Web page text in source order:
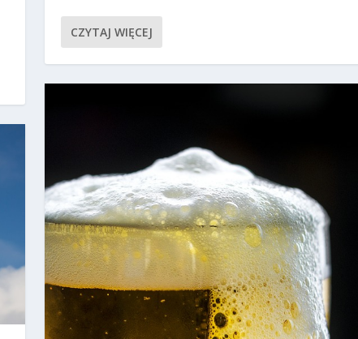
CZYTAJ WIĘCEJ